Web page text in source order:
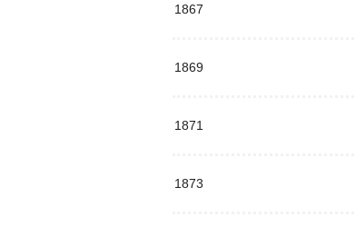
1867
1869
1871
1873